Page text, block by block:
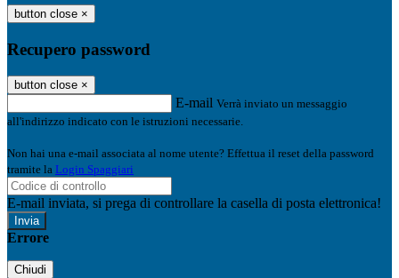
button close ×
Recupero password
button close ×
E-mail Verrà inviato un messaggio
all'indirizzo indicato con le istruzioni necessarie.
Non hai una e-mail associata al nome utente? Effettua il reset della password
tramite la Login Spaggiari
E-mail inviata, si prega di controllare la casella di posta elettronica!
Errore
Chiudi